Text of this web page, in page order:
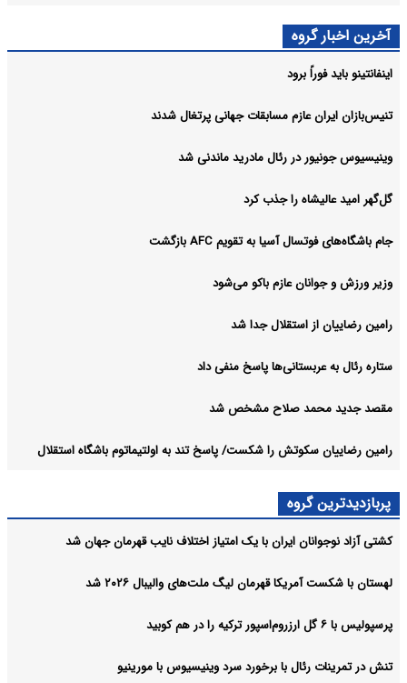
آخرین اخبار گروه
اینفانتینو باید فوراً برود
تنیس‌بازان ایران عازم مسابقات جهانی پرتغال شدند
وینیسیوس جونیور در رئال مادرید ماندنی شد
گل‌گهر امید عالیشاه را جذب کرد
جام باشگاه‌های فوتسال آسیا به تقویم AFC بازگشت
وزیر ورزش و جوانان عازم باکو می‌شود
رامین رضاییان از استقلال جدا شد
ستاره رئال به عربستانی‌ها پاسخ منفی داد
مقصد جدید محمد صلاح مشخص شد
رامین رضاییان سکوتش را شکست/ پاسخ تند به اولتیماتوم باشگاه استقلال
پربازدیدترین گروه
کشتی آزاد نوجوانان ایران با یک امتیاز اختلاف نایب قهرمان جهان شد
لهستان با شکست آمریکا قهرمان لیگ ملت‌های والیبال ۲۰۲۶ شد
پرسپولیس با ۶ گل ارزروم‌اسپور ترکیه را در هم کوبید
تنش در تمرینات رئال با برخورد سرد وینیسیوس با مورینیو